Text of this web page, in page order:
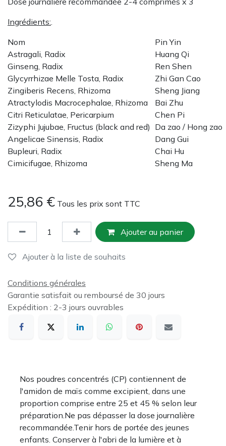
Ingrédients:.
Nom
Pin Yin
Astragali, Radix
Huang Qi
Ginseng, Radix
Ren Shen
Glycyrrhizae Melle Tosta, Radix
Zhi Gan Cao
Zingiberis Recens, Rhizoma
Sheng Jiang
Atractylodis Macrocephalae, Rhizoma
Bai Zhu
Citri Reticulatae, Pericarpium
Chen Pi
Zizyphi Jujubae, Fructus (black and red) Da zao / Hong zao
Angelicae Sinensis, Radix
Dang Gui
Bupleuri, Radix
Chai Hu
Cimicifugae, Rhizoma
Sheng Ma
25,86 € Tous les prix sont TTC
Ajouter au panier
Ajouter à la liste de souhaits
Conditions générales
Garantie satisfait ou remboursé de 30 jours
Expédition : 2-3 jours ouvrables
Nos poudres concentrés (CP) contiennent de
l'amidon de maïs comme excipient, dans une
proportion comprise entre 25 et 45 % selon leur
préparation.Ne pas dépasser la dose journalière
recommandée.Tenir hors de portée des jeunes
enfants. Conserver à l'abri de la lumière et à